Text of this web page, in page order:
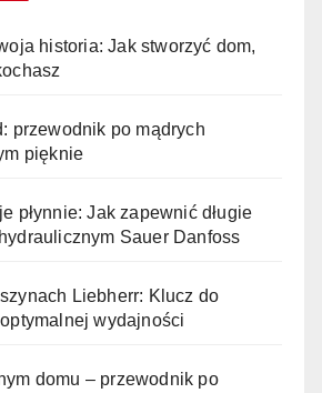
historia: Jak stworzyć dom,
przewodnik po mądrych
pięknie
płynnie: Jak zapewnić długie
Sauer Danfoss
Liebherr: Klucz do
wydajności
domu – przewodnik po